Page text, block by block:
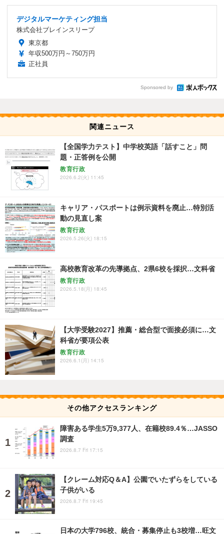
デジタルマーケティング担当
株式会社ブレインスリープ
東京都
年収500万円～750万円
正社員
Sponsored by
関連ニュース
【全国学力テスト】中学校英語「話すこと」問
題・正答例を公開
教育行政
2026.6.2(火) 11:45
キャリア・パスポートは例示資料を廃止…特別活
動の見直し案
教育行政
2026.5.26(火) 18:15
高校教育改革の先導拠点、2県6校を採択…文科省
教育行政
2026.5.18(月) 18:45
【大学受験2027】推薦・総合型で面接必須に…文
科省が要項公表
教育行政
2026.6.1(月) 14:15
その他アクセスランキング
障害ある学生5万9,377人、在籍校89.4％…JASSO
調査
2026.8.7 Fri 17:15
【クレーム対応Q＆A】公園でいたずらをしている
子供がいる
2026.8.7 Fri 19:45
日本の大学796校、統合・募集停止も3校増…旺文